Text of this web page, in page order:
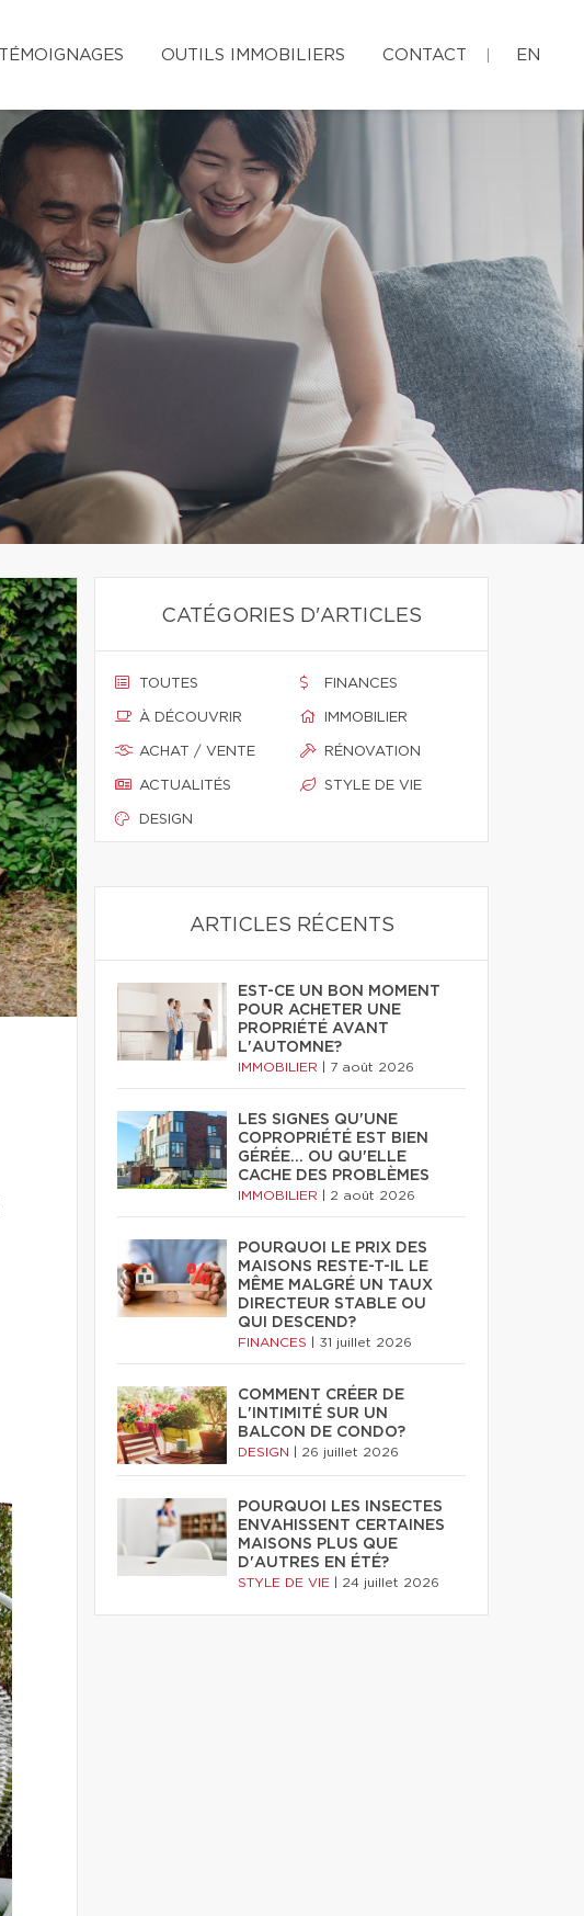
TÉMOIGNAGES OUTILS IMMOBILIERS CONTACT EN
CATÉGORIES D'ARTICLES
TOUTES
À DÉCOUVRIR
ACHAT / VENTE
ACTUALITÉS
DESIGN
FINANCES
IMMOBILIER
RÉNOVATION
STYLE DE VIE
ARTICLES RÉCENTS
EST-CE UN BON MOMENT
POUR ACHETER UNE
PROPRIÉTÉ AVANT
L'AUTOMNE?
IMMOBILIER 7 août 2026
LES SIGNES QU'UNE
COPROPRIÉTÉ EST BIEN
GÉRÉE… OU QU'ELLE
CACHE DES PROBLÈMES
IMMOBILIER 2 août 2026
POURQUOI LE PRIX DES
MAISONS RESTE-T-IL LE
MÊME MALGRÉ UN TAUX
DIRECTEUR STABLE OU
QUI DESCEND?
FINANCES 31 juillet 2026
COMMENT CRÉER DE
L'INTIMITÉ SUR UN
BALCON DE CONDO?
DESIGN 26 juillet 2026
POURQUOI LES INSECTES
ENVAHISSENT CERTAINES
MAISONS PLUS QUE
D'AUTRES EN ÉTÉ?
STYLE DE VIE 24 juillet 2026